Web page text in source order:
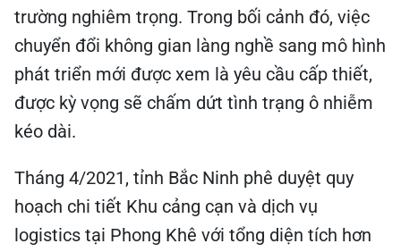
trường nghiêm trọng. Trong bối cảnh đó, việc
chuyển đổi không gian làng nghề sang mô hình
phát triển mới được xem là yêu cầu cấp thiết,
được kỳ vọng sẽ chấm dứt tình trạng ô nhiễm
kéo dài.
Tháng 4/2021, tỉnh Bắc Ninh phê duyệt quy
hoạch chi tiết Khu cảng cạn và dịch vụ
logistics tại Phong Khê với tổng diện tích hơn